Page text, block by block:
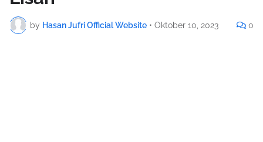
by Hasan Jufri Official Website • Oktober 10, 2023 0